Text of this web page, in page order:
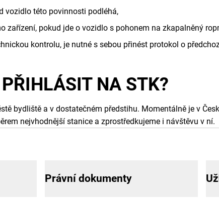
vozidlo této povinnosti podléhá,
zařízení, pokud jde o vozidlo s pohonem na zkapalněný
kontrolu, je nutné s sebou přinést protokol o
NA STK?
bydliště a v dostatečném předstihu. Momentálně je v
nejvhodnější stanice a zprostředkujeme i návštěvu v ní.
Právní dokumenty